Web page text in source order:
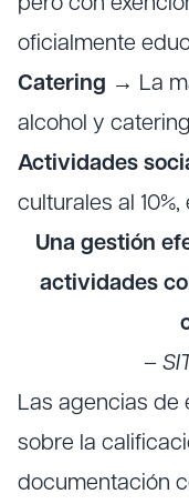
pero con
oficialmente
Catering → La
alcohol y
Actividades
culturales al
Una gestión
actividades
–
Las agencias de
sobre la
documentación